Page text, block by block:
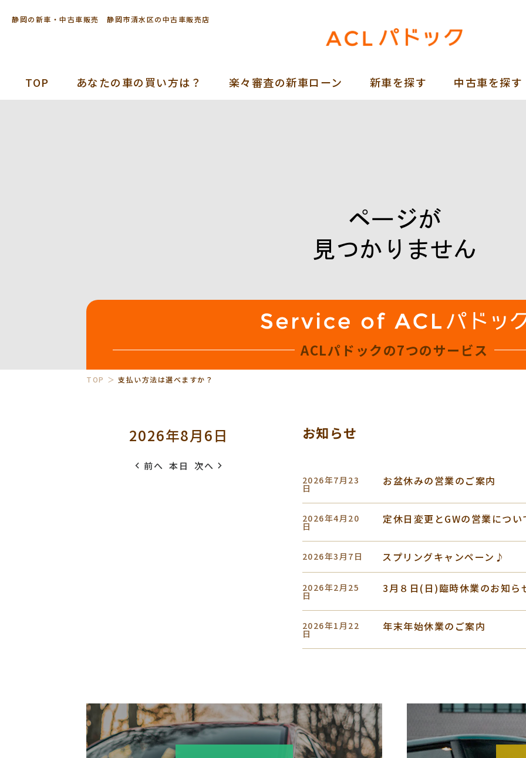
静岡の新車・中古車販売 静岡市清水区の中古車販売店
TOP あなたの車の買い方は？ 楽々審査の新車ローン 新車を探す 中古車を探す
TOP 支払い方法は選べますか？
ACLパドックの7つのサービス
2026年8月6日
前へ 本日 次へ
お知らせ
2026年7月23
日
お盆休みの営業のご案内
2026年4月20
日
定休日変更とGWの営業につ
2026年3月7日 スプリングキャンペーン♪
2026年2月25
日
3月８日(日)臨時休業のお知ら
2026年1月22
日
年末年始休業のご案内